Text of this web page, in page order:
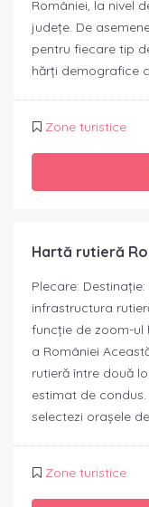
României, la nivel
județe. De
pentru fiecare tip
hărți demografice
Zone turistice
Hartă rutieră
Plecare:
infrastructura
funcție de zoom-ul
a României
rutieră între două
estimat de
selectezi orașele
Zone turistice